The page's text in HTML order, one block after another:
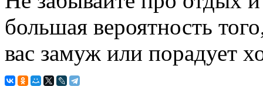
большая вероятность
вас замуж или порадует